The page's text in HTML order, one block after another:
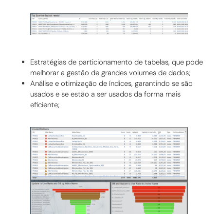
Estratégias de particionamento de tabelas, que pode
melhorar a gestão de grandes volumes de dados;
Análise e otimização de índices, garantindo se são
usados e se estão a ser usados da forma mais
eficiente;